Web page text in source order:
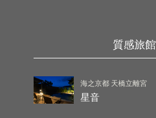
質感旅館
海之京都 天橋立離宮
星音